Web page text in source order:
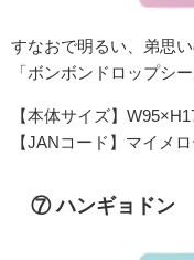
すなおで明るい、弟思
「ボンボンドロップシー
【本体サイズ】
【JANコード】マイメ
⑦ ハンギョドン